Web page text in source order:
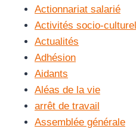
Actionnariat salarié
Activités socio-
Actualités
Adhésion
Aidants
Aléas de la vie
arrêt de travail
Assemblée générale